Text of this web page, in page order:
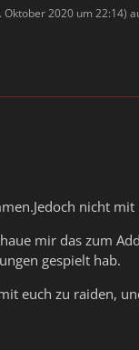
Oktober 2020 um 22:14)
nicht
mir das zum
gespielt hab.
euch zu raiden,